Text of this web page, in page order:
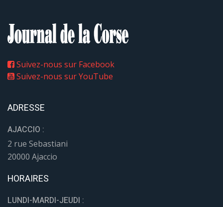
Suivez-nous sur Facebook
Suivez-nous sur YouTube
ADRESSE
AJACCIO :
2 rue Sebastiani
20000 Ajaccio
HORAIRES
LUNDI-MARDI-JEUDI :